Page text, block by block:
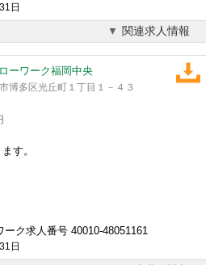
日
関連求人情報
ーワーク福岡中央
多区光丘町１丁目１－４３
す。
ク求人番号 40010-48051161
日